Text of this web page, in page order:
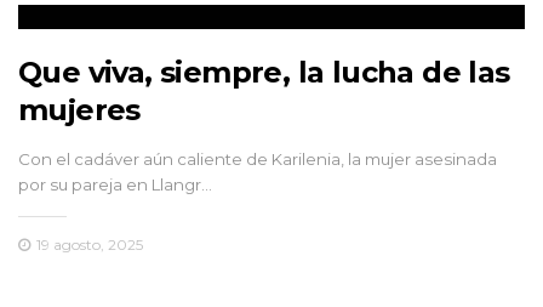
Que viva, siempre, la lucha de las
mujeres
Con el cadáver aún caliente de Karilenia, la mujer asesinada
por su pareja en Llangr…
19 agosto, 2025